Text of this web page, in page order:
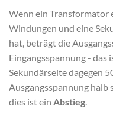
Wenn ein Transformator
Windungen und eine
hat, beträgt die
Eingangsspannung - das
Sekundärseite dagegen
Ausgangsspannung halb
dies ist ein Abstieg.